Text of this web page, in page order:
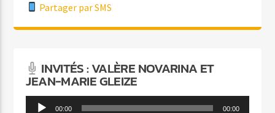
Partager par SMS
INVITÉS : VALÈRE NOVARINA ET
JEAN-MARIE GLEIZE
Lecteur 00:00 00:00